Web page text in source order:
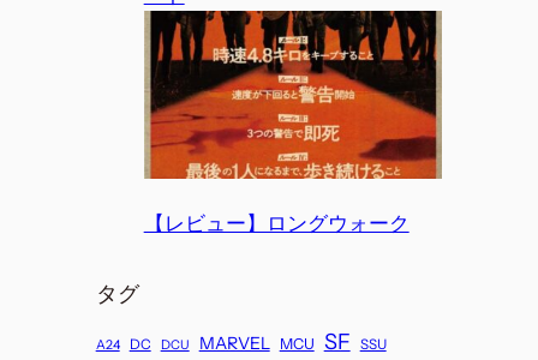
【レビュー】ロングウォーク
タグ
A24 DC DCU MARVEL MCU SF SSU